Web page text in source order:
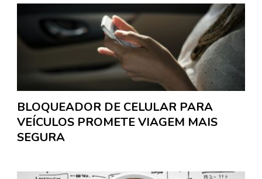
BLOQUEADOR DE CELULAR PARA
VEÍCULOS PROMETE VIAGEM MAIS
SEGURA